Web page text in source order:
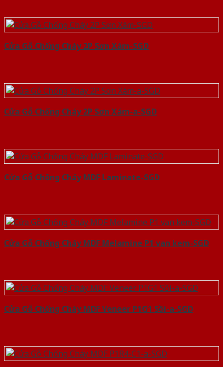
Cửa Gỗ Chống Cháy 2P Sơn Xám-SGD
Cửa Gỗ Chống Cháy 2P Sơn Xám-a-SGD
Cửa Gỗ Chống Cháy MDF Laminate-SGD
Cửa Gỗ Chống Cháy MDF Melamine P1 van kem-SGD
Cửa Gỗ Chống Cháy MDF Veneer P1G1 Sồi-a-SGD